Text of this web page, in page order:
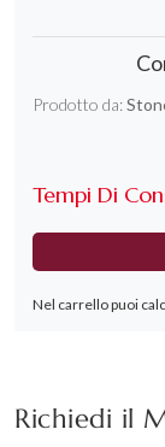
Richiedi il